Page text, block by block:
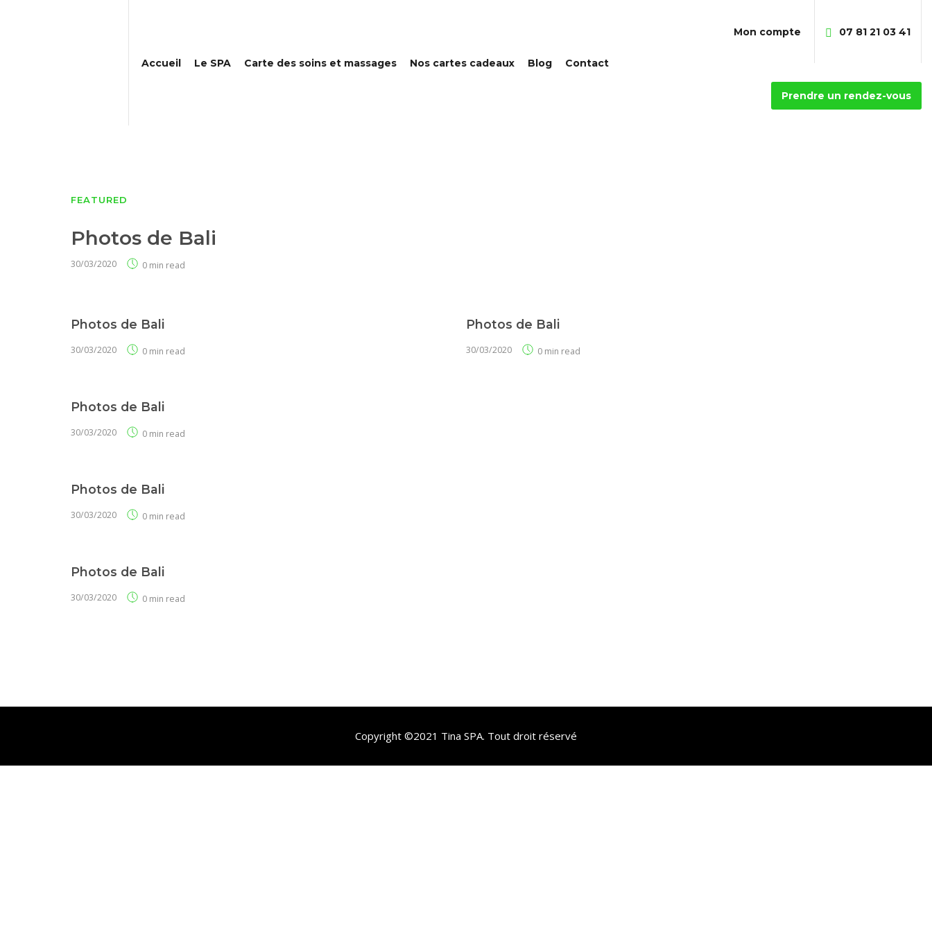
Accueil Le SPA Carte des soins et massages Nos cartes cadeaux Blog Contact
Mon compte 07 81 21 03 41
Prendre un rendez-vous
FEATURED
Photos de Bali
30/03/2020 0 min read
Photos de Bali
30/03/2020 0 min read
Photos de Bali
30/03/2020 0 min read
Photos de Bali
30/03/2020 0 min read
Photos de Bali
30/03/2020 0 min read
Photos de Bali
30/03/2020 0 min read
Copyright ©2021 Tina SPA. Tout droit réservé